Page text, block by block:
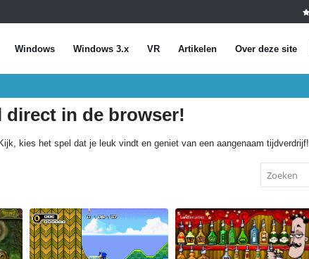
Windows Windows 3.x VR Artikelen Over deze site
in de browser!
kies het spel dat je leuk vindt en geniet van een aangenaam tijdverdrijf!